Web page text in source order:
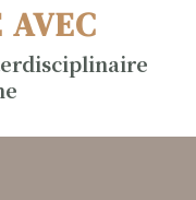
AVEC